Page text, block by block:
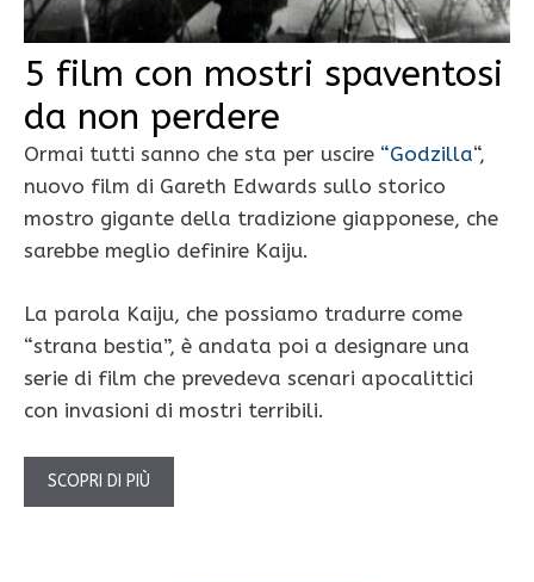
5 film con mostri spaventosi
da non perdere
Ormai tutti sanno che sta per uscire “Godzilla“,
nuovo film di Gareth Edwards sullo storico
mostro gigante della tradizione giapponese, che
sarebbe meglio definire Kaiju.
La parola Kaiju, che possiamo tradurre come
“strana bestia”, è andata poi a designare una
serie di film che prevedeva scenari apocalittici
con invasioni di mostri terribili.
SCOPRI DI PIÙ